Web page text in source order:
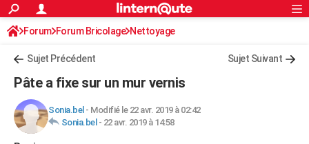
ACTUALITÉS
Politique
Société
Faits Divers
Education
Monde
Villes
+
FINANCE
Retraite
Impôts
Epargne
Immobilier
Risques naturels par ville
Banque
Assurance
Crédit
AUTO
S'inscrire
Connexion
Forum Forum Bricolage Nettoyage
Sujet Précédent Sujet Suivant
Pâte a fixe sur un mur vernis
Sonia.bel - Modifié le 22 avr. 2019 à 02:42
Sonia.bel - 22 avr. 2019 à 14:58